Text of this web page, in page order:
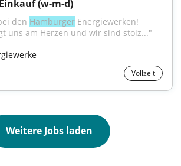
Einkauf (w-m-d)
den Hamburger Energiewerken!
uns am Herzen und wir sind stolz..."
Vollzeit
Weitere Jobs laden